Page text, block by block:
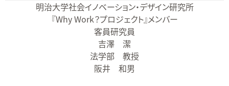
明治大学社会イノベーション・デザイン研究所
『Why Work？プロジェクト』メンバー
客員研究員
吉澤 潔
法学部 教授
阪井 和男